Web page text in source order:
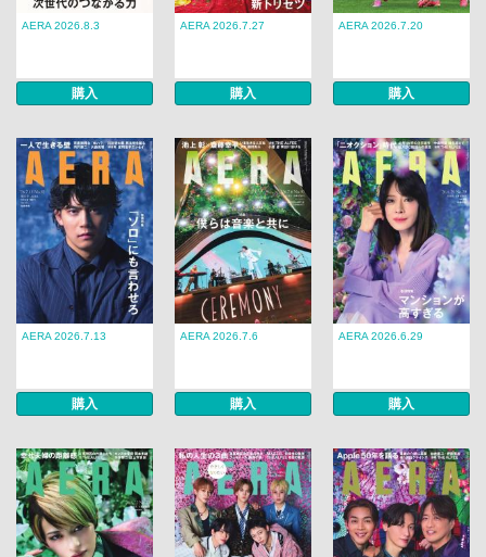
AERA 2026.8.3
購入
AERA 2026.7.27
購入
AERA 2026.7.20
購入
AERA 2026.7.13
購入
AERA 2026.7.6
購入
AERA 2026.6.29
購入